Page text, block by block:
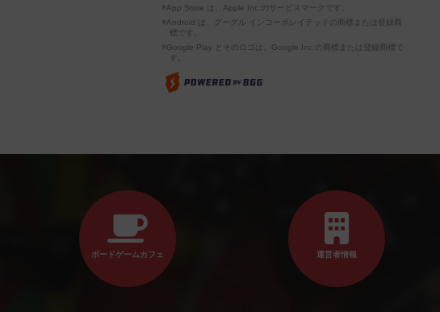
※App Store は、Apple Inc.のサービスマークです。
※Android は、グーグル インコーポレイテッドの商標または登録商
標です。
※Google Play とそのロゴは、Google Inc.の商標または登録商標で
す。
ボードゲームカフェ 運営者情報